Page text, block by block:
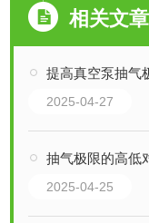
相关文章
提高真空泵抽气
2025-04-27
抽气极限的高低
2025-04-25